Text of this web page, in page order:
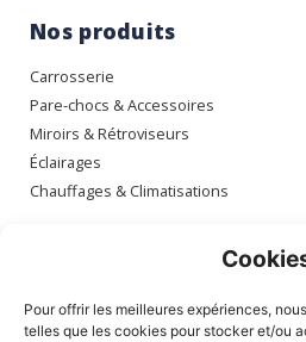
Pour offrir les meilleures expériences,
telles que les cookies pour stocker et/ou
Nos produits
Carrosserie
Pare-chocs & Accessoires
Miroirs & Rétroviseurs
Éclairages
Chauffages & Climatisations
Mon compte
Mes commandes